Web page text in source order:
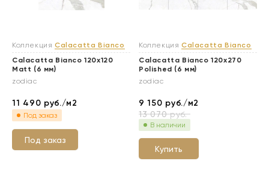
Коллекция Calacatta Bianco
Calacatta Bianco 120x120
Matt (6 мм)
zodiac
11 490 руб./м2
Под заказ
Под заказ
Коллекция Calacatta Bianco
Calacatta Bianco 120x270
Polished (6 мм)
zodiac
9 150 руб./м2
13 070руб.
В наличии
Купить